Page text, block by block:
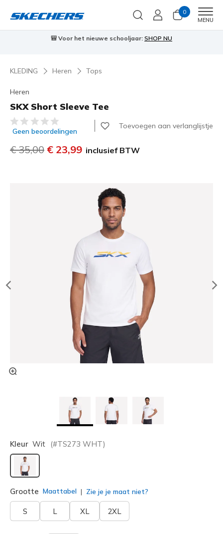
0
MENU
🎒 Voor het nieuwe schooljaar: SHOP NU
KLEDING Heren Tops
Heren
SKX Short Sleeve Tee
4,2 van de 5 klantbeoordelingen
Geen beoordelingen
Toevoegen aan verlanglijstje
Prijs verlaagd van
€ 35,00 naar
€ 23,99 inclusief BTW
Kleur Wit (#TS273 WHT)
geselecteerd
Grootte Maattabel Zie je je maat niet?
S L XL 2XL